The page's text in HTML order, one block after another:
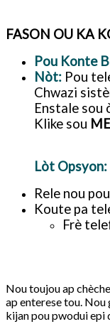
FASON OU KA
Pou Konte
Nòt: Pou
Chwazi
Enstale sou
Klike sou
Lòt Opsyon:
Rele nou
Koute pa
Frè
Nou toujou ap
ap enterese tou.
kijan pou pwodui epi